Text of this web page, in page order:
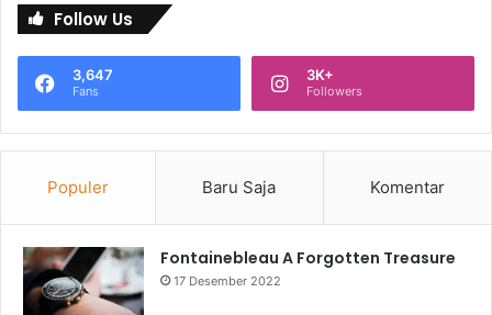
Follow Us
3,647
Fans
3K+
Followers
Populer Baru Saja Komentar
Fontainebleau A Forgotten Treasure
17 Desember 2022